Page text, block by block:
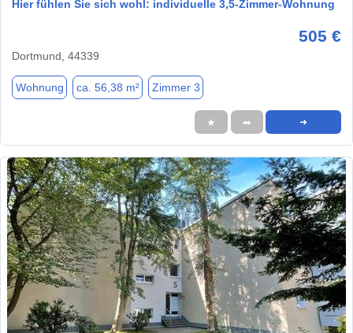
Hier fühlen Sie sich wohl: individuelle 3,5-Zimmer-Wohnung
505 €
Dortmund, 44339
Wohnung ca. 56,38 m² Zimmer 3
★ ➦ ➜